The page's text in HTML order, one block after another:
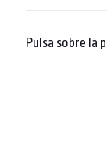
Pulsa sobre la